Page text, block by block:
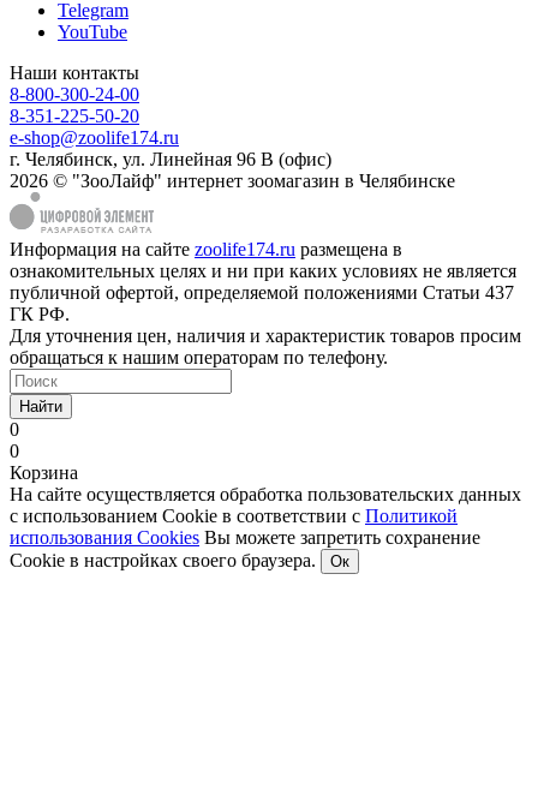
Telegram
YouTube
Наши контакты
8-800-300-24-00
8-351-225-50-20
e-shop@zoolife174.ru
г. Челябинск, ул. Линейная 96 В (офис)
2026 © "ЗооЛайф" интернет зоомагазин в Челябинске
Информация на сайте zoolife174.ru размещена в
ознакомительных целях и ни при каких условиях не является
публичной офертой, определяемой положениями Статьи 437
ГК РФ.
Для уточнения цен, наличия и характеристик товаров просим
обращаться к нашим операторам по телефону.
Найти
0
0
Корзина
На сайте осуществляется обработка пользовательских данных
с использованием Cookie в соответствии с Политикой
использования Cookies Вы можете запретить сохранение
Cookie в настройках своего браузера.
Ок